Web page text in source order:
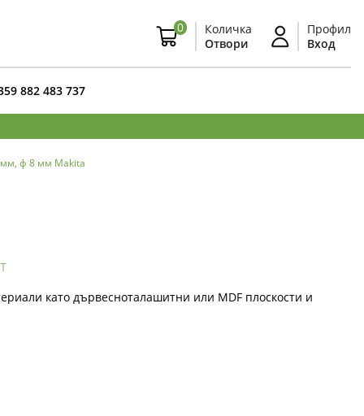
0
Количка
Отвори
Профил
Вход
882 483 737
мм, ф 8 мм Makita
като дървесноталашитни или MDF плоскости и